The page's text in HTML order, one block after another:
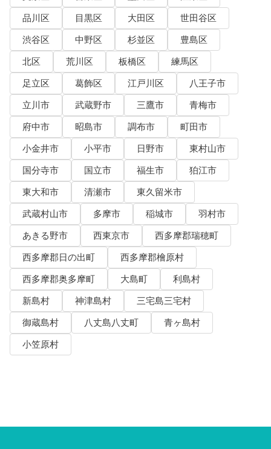
品川区
目黒区 大田区
世田谷区
渋谷区
中野区 杉並区
豊島区
北区
荒川区 板橋区
練馬区
足立区
葛飾区 江戸川区
八王子市
立川市
武蔵野市 三鷹市
青梅市
府中市
昭島市 調布市
町田市
小金井市
小平市 日野市
東村山市
国分寺市
国立市 福生市
狛江市
東大和市
清瀬市
東久留米市
武蔵村山市
多摩市 稲城市
羽村市
あきる野市
西東京市
西多摩郡瑞穂町
西多摩郡日の出町
西多摩郡檜原村
西多摩郡奥多摩町
大島町
利島村
新島村
神津島村
三宅島三宅村
御蔵島村
八丈島八丈町
青ヶ島村
小笠原村